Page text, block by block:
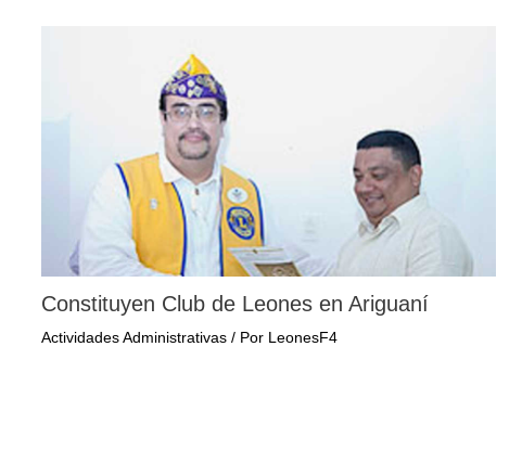
Constituyen Club de Leones en Ariguaní
Actividades Administrativas/ Por LeonesF4